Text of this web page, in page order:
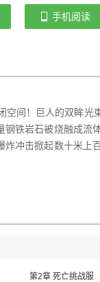
手机阅读
空间！巨人的双眸光
铁岩石被烧融成流
冲击掀起数十米上
第2章 死亡挑战服